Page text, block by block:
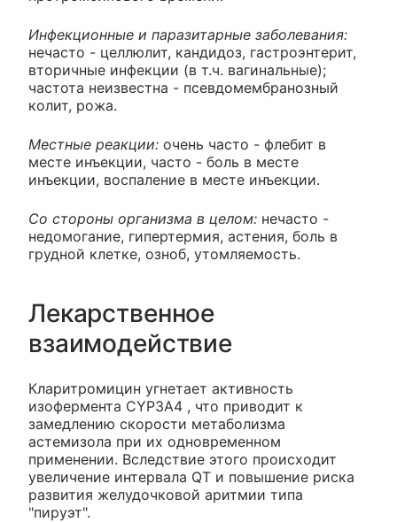
Инфекционные и паразитарные заболевания:
нечасто - целлюлит, кандидоз, гастроэнтерит,
вторичные инфекции (в т.ч. вагинальные);
частота неизвестна - псевдомембранозный
колит, рожа.
Местные реакции: очень часто - флебит в
месте инъекции, часто - боль в месте
инъекции, воспаление в месте инъекции.
Со стороны организма в целом: нечасто -
недомогание, гипертермия, астения, боль в
грудной клетке, озноб, утомляемость.
Лекарственное
взаимодействие
Кларитромицин угнетает активность
изофермента CYP3A4 , что приводит к
замедлению скорости метаболизма
астемизола при их одновременном
применении. Вследствие этого происходит
увеличение интервала QT и повышение риска
развития желудочковой аритмии типа
"пируэт".